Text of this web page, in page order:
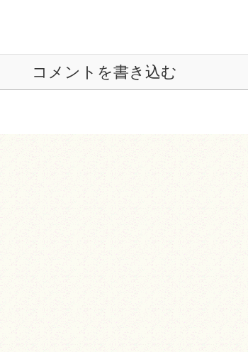
コメントを書き込む